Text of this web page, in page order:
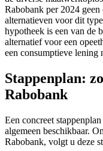
Rabobank per 2024
alternatieven voor dit
hypotheek is een van de
alternatief voor een
een consumptieve lening
Stappenplan:
Rabobank
Een concreet
algemeen beschikbaar.
Rabobank, volgt u deze